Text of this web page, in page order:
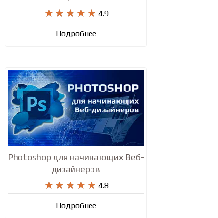
    
     4.9
Подробнее
Photoshop для начинающих Веб-
дизайнеров
    
     4.8
Подробнее